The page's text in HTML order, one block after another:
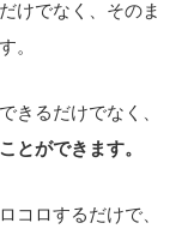
けでなく、そのま
。
きるだけでなく、
とができます。
コロするだけで、